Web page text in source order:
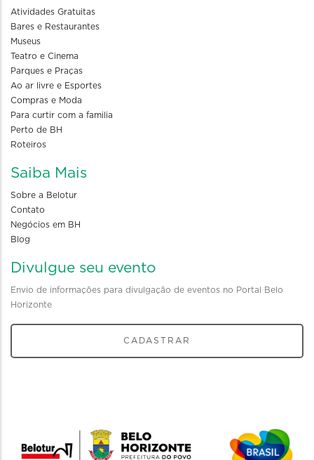
Atividades Gratuitas
Bares e Restaurantes
Museus
Teatro e Cinema
Parques e Praças
Ao ar livre e Esportes
Compras e Moda
Para curtir com a familia
Perto de BH
Roteiros
Saiba Mais
Sobre a Belotur
Contato
Negócios em BH
Blog
Divulgue seu evento
Envio de informações para divulgação de eventos no Portal Belo
Horizonte
CADASTRAR